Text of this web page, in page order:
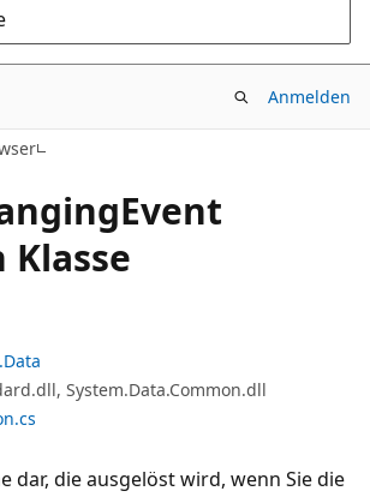
Anmelden
Event
Klasse
System.Data.Common.dll
dar, die ausgelöst wird, wenn Sie die